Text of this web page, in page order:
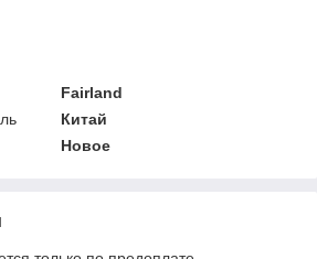
Fairland
Китай
Новое